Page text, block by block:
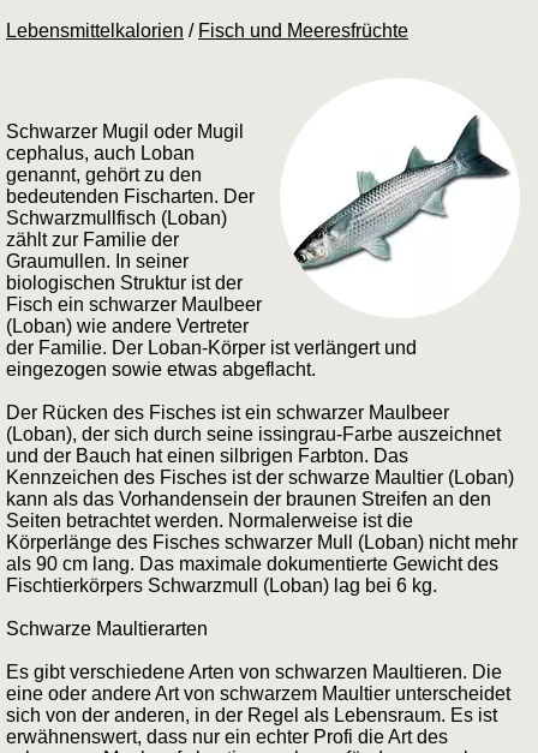
Lebensmittelkalorien / Fisch und Meeresfrüchte
Schwarzer Mugil oder Mugil
cephalus, auch Loban
genannt, gehört zu den
bedeutenden Fischarten. Der
Schwarzmullfisch (Loban)
zählt zur Familie der
Graumullen. In seiner
biologischen Struktur ist der
Fisch ein schwarzer Maulbeer
(Loban) wie andere Vertreter
der Familie. Der Loban-Körper ist verlängert und
eingezogen sowie etwas abgeflacht.
Der Rücken des Fisches ist ein schwarzer Maulbeer
(Loban), der sich durch seine issingrau-Farbe auszeichnet
und der Bauch hat einen silbrigen Farbton. Das
Kennzeichen des Fisches ist der schwarze Maultier (Loban)
kann als das Vorhandensein der braunen Streifen an den
Seiten betrachtet werden. Normalerweise ist die
Körperlänge des Fisches schwarzer Mull (Loban) nicht mehr
als 90 cm lang. Das maximale dokumentierte Gewicht des
Fischtierkörpers Schwarzmull (Loban) lag bei 6 kg.
Schwarze Maultierarten
Es gibt verschiedene Arten von schwarzen Maultieren. Die
eine oder andere Art von schwarzem Maultier unterscheidet
sich von der anderen, in der Regel als Lebensraum. Es ist
erwähnenswert, dass nur ein echter Profi die Art des